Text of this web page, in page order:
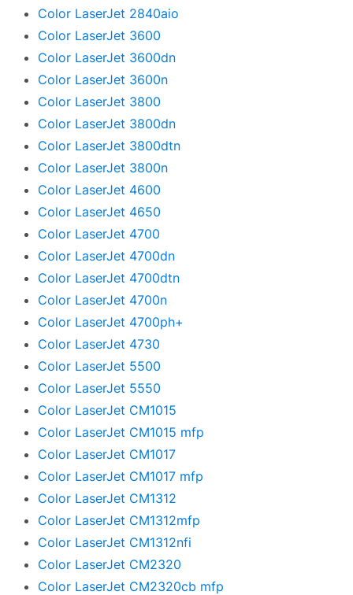
Color LaserJet 2840aio
Color LaserJet 3600
Color LaserJet 3600dn
Color LaserJet 3600n
Color LaserJet 3800
Color LaserJet 3800dn
Color LaserJet 3800dtn
Color LaserJet 3800n
Color LaserJet 4600
Color LaserJet 4650
Color LaserJet 4700
Color LaserJet 4700dn
Color LaserJet 4700dtn
Color LaserJet 4700n
Color LaserJet 4700ph+
Color LaserJet 4730
Color LaserJet 5500
Color LaserJet 5550
Color LaserJet CM1015
Color LaserJet CM1015 mfp
Color LaserJet CM1017
Color LaserJet CM1017 mfp
Color LaserJet CM1312
Color LaserJet CM1312mfp
Color LaserJet CM1312nfi
Color LaserJet CM2320
Color LaserJet CM2320cb mfp